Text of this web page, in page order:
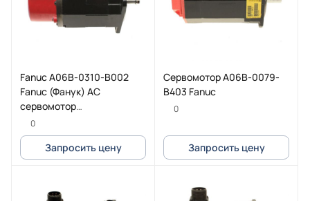
Fanuc A06B-0310-B002
Fanuc (Фанук) AC
сервомотор
(серводвигатель) 2-0S
2500P
0
Запросить цену
Cервомотор A06B-0079-
B403 Fanuc
0
Запросить цену